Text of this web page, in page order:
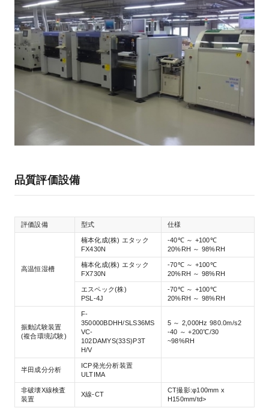
品質評価設備
評価設備 型式 仕様
高温恒湿槽
楠本化成(株) エタック
FX430N
-40℃ ～ +100℃
20%RH ～ 98%RH
楠本化成(株) エタック
FX730N
-70℃ ～ +100℃
20%RH ～ 98%RH
エスペック(株)
PSL-4J
-70℃ ～ +100℃
20%RH ～ 98%RH
振動試験装置
(複合環境試験)
F-
350000BDHH/SLS36MS
VC-
102DAMYS(33S)P3T
H/V
5 ～ 2,000Hz 980.0m/s2
-40 ～ +200℃/30
~98%RH
半田成分分析
ICP発光分析装置
ULTIMA
非破壊X線検査
装置
X線-CT
CT撮影:φ100mm x
H150mm/td>